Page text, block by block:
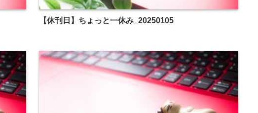
【休刊日】ちょっと一休み_20250105